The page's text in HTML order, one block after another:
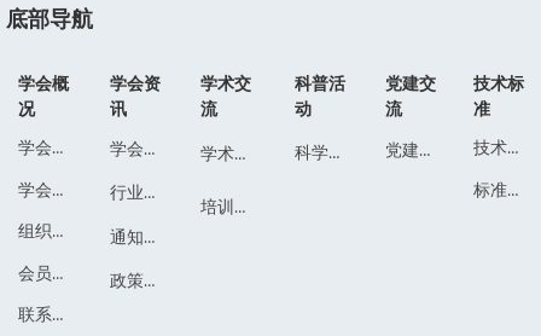
底部导航
科学普及
科普活
动
党建交流
党建交
流
技术标准
标准文件
技术标
准
学会简介
学会章程
组织结构
会员通讯录
联系我们
学会概
况
学会动态
行业动态
通知公告
政策法规
学会资
讯
学术活动
培训会议
学术交
流